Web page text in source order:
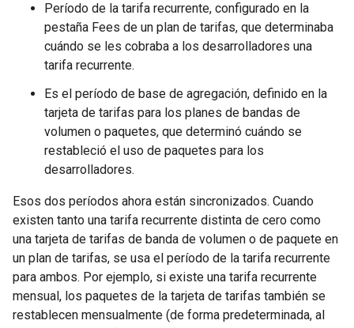
Período de la tarifa recurrente, configurado en la
pestaña Fees de un plan de tarifas, que determinaba
cuándo se les cobraba a los desarrolladores una
tarifa recurrente.
Es el período de base de agregación, definido en la
tarjeta de tarifas para los planes de bandas de
volumen o paquetes, que determinó cuándo se
restableció el uso de paquetes para los
desarrolladores.
Esos dos períodos ahora están sincronizados. Cuando
existen tanto una tarifa recurrente distinta de cero como
una tarjeta de tarifas de banda de volumen o de paquete en
un plan de tarifas, se usa el período de la tarifa recurrente
para ambos. Por ejemplo, si existe una tarifa recurrente
mensual, los paquetes de la tarjeta de tarifas también se
restablecen mensualmente (de forma predeterminada, al